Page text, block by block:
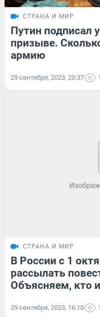
СТРАНА И МИР
Путин подписал
призыве.
армию
29 сентября, 2023, 20:37
СТРАНА И МИР
В России с 1
рассылать
Объясняем, кто
29 сентября, 2023, 16:10